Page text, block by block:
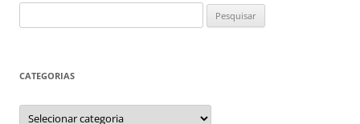
por:
CATEGORIAS
Categorias